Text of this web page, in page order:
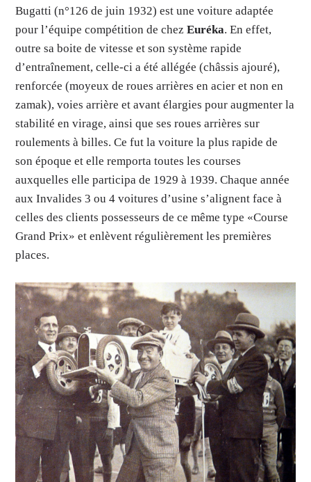
Bugatti (n°126 de juin 1932) est une voiture adaptée
pour l’équipe compétition de chezEuréka. En effet,
outre sa boite de vitesse et son système rapide
d’entraînement, celle-ci a été allégée (châssis ajouré),
renforcée (moyeux de roues arrières en acier et non en
zamak), voies arrière et avant élargies pour augmenter la
stabilité en virage, ainsi que ses roues arrières sur
roulements à billes. Ce fut la voiture la plus rapide de
son époque et elle remporta toutes les courses
auxquelles elle participa de 1929 à 1939. Chaque année
aux Invalides 3 ou 4 voitures d’usine s’alignent face à
celles des clients possesseurs de ce même type «Course
Grand Prix» et enlèvent régulièrement les premières
places.